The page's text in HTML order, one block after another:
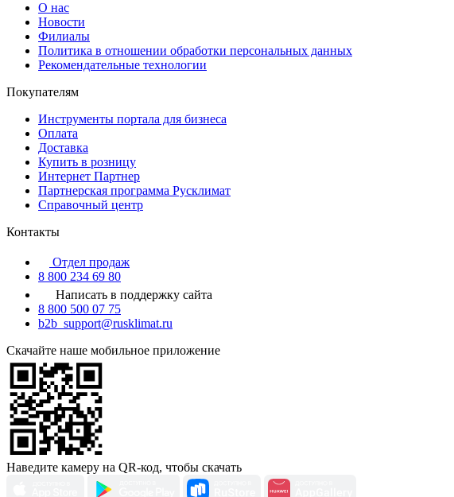
О нас
Новости
Филиалы
Политика в отношении обработки персональных данных
Рекомендательные технологии
Покупателям
Инструменты портала для бизнеса
Оплата
Доставка
Купить в розницу
Интернет Партнер
Партнерская программа Русклимат
Справочный центр
Контакты
Отдел продаж
8 800 234 69 80
Написать в поддержку сайта
8 800 500 07 75
b2b_support@rusklimat.ru
Скачайте наше мобильное приложение
Наведите камеру на QR-код, чтобы скачать